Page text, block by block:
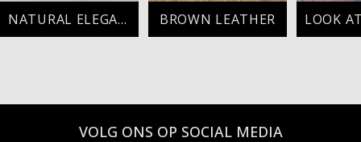
NATURAL ELEGANCE BROWN LEATHER
VOLG ONS OP SOCIAL MEDIA